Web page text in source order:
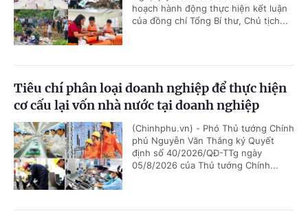
hoạch hành động thực hiện kết luận
của đồng chí Tổng Bí thư, Chủ tịch...
Tiêu chí phân loại doanh nghiệp để thực hiện
cơ cấu lại vốn nhà nước tại doanh nghiệp
(Chinhphu.vn) - Phó Thủ tướng Chính
phủ Nguyễn Văn Thắng ký Quyết
định số 40/2026/QĐ-TTg ngày
05/8/2026 của Thủ tướng Chính...